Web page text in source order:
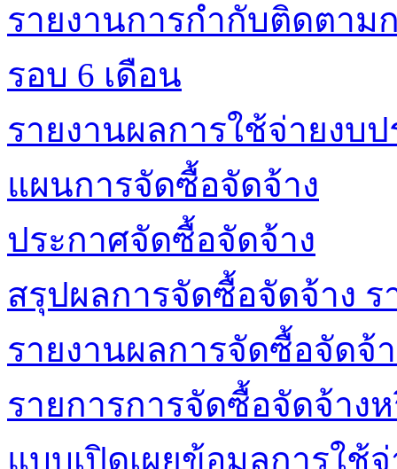
รายงานการกำกับติดตาม
รอบ 6 เดือน
รายงานผลการใช้จ่ายงบ
แผนการจัดซื้อจัดจ้าง
ประกาศจัดซื้อจัดจ้าง
สรุปผลการจัดซื้อจัดจ้าง ร
รายงานผลการจัดซื้อจัดจ้
รายการการจัดซื้อจัดจ้าง
แบบเปิดเผยข้อมูลการใช้